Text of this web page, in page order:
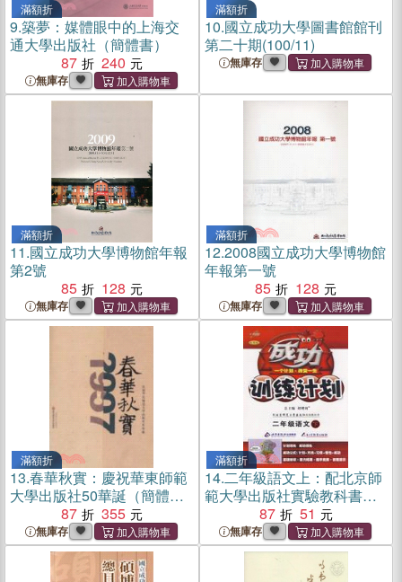
滿額折
9.築夢：媒體眼中的上海交
通大學出版社（簡體書）
87
240
無庫存
滿額折
10.國立成功大學圖書館館刊
第二十期(100/11)
無庫存
滿額折
11.國立成功大學博物館年報
第2號
85
128
無庫存
滿額折
12.2008國立成功大學博物館
年報第一號
85
128
無庫存
滿額折
13.春華秋實：慶祝華東師範
大學出版社50華誕（簡體
87 355
無庫存
滿額折
14.二年級語文上：配北京師
範大學出版社實驗教科書：
成功訓練計劃（簡體書）
87 51
無庫存